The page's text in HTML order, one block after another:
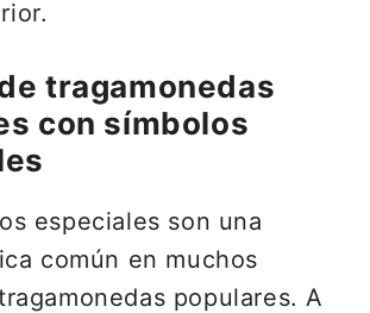
tragamonedas
con símbolos
especiales son una
común en muchos
populares. A